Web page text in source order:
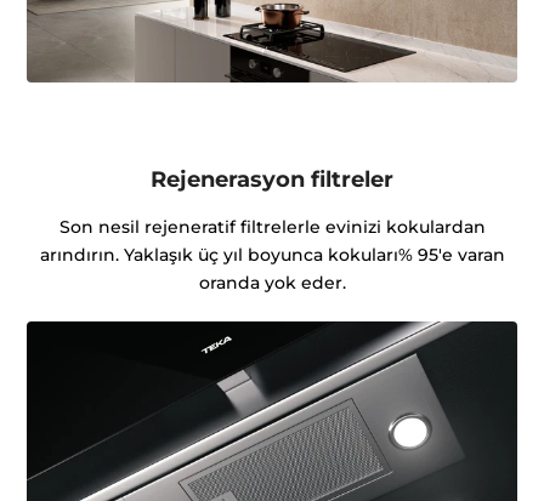
Rejenerasyon filtreler
Son nesil rejeneratif filtrelerle evinizi kokulardan
arındırın. Yaklaşık üç yıl boyunca kokuları% 95'e varan
oranda yok eder.